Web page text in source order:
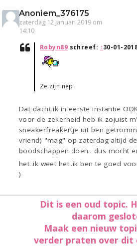
Anoniem_376175
zaterdag 12 januari 2019 om
14:10
Robyn89 schreef: ↑30-01-
Ze zijn nep
Dat dacht ik in eerste instantie
voor de zekerheid heb ik zojuist
sneakerfreakertje uit ben
vriend) "mag" op zaterdag altijd
boodschappen doen.. dus mocht
het..ik weet het..ik ben te goed
)
Dit is een oud topic.
daarom
Maak een nieuw
verder praten over dit